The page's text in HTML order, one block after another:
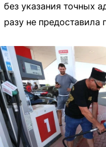
без указания точных
разу не предоставила